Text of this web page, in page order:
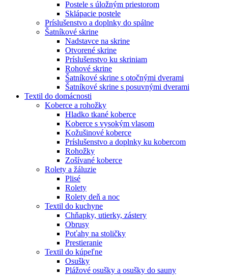
Postele s úložným priestorom
Sklápacie postele
Príslušenstvo a doplnky do spálne
Šatníkové skrine
Nadstavce na skrine
Otvorené skrine
Príslušenstvo ku skriniam
Rohové skrine
Šatníkové skrine s otočnými dverami
Šatníkové skrine s posuvnými dverami
Textil do domácnosti
Koberce a rohožky
Hladko tkané koberce
Koberce s vysokým vlasom
Kožušinové koberce
Príslušenstvo a doplnky ku kobercom
Rohožky
Zošívané koberce
Rolety a žáluzie
Plisé
Rolety
Rolety deň a noc
Textil do kuchyne
Chňapky, utierky, zástery
Obrusy
Poťahy na stoličky
Prestieranie
Textil do kúpeľne
Osušky
Plážové osušky a osušky do sauny